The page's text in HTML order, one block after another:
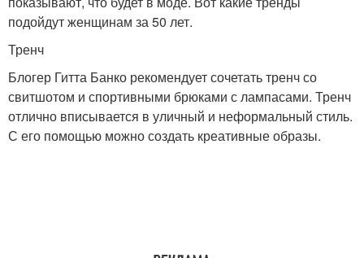
подойдут женщинам за 50 лет.
Тренч
Блогер Гитта Банко рекомендует сочетать тренч со
свитшотом и спортивными брюками с лампасами. Тренч
отлично вписывается в уличный и неформальный стиль.
С его помощью можно создать креативные образы.